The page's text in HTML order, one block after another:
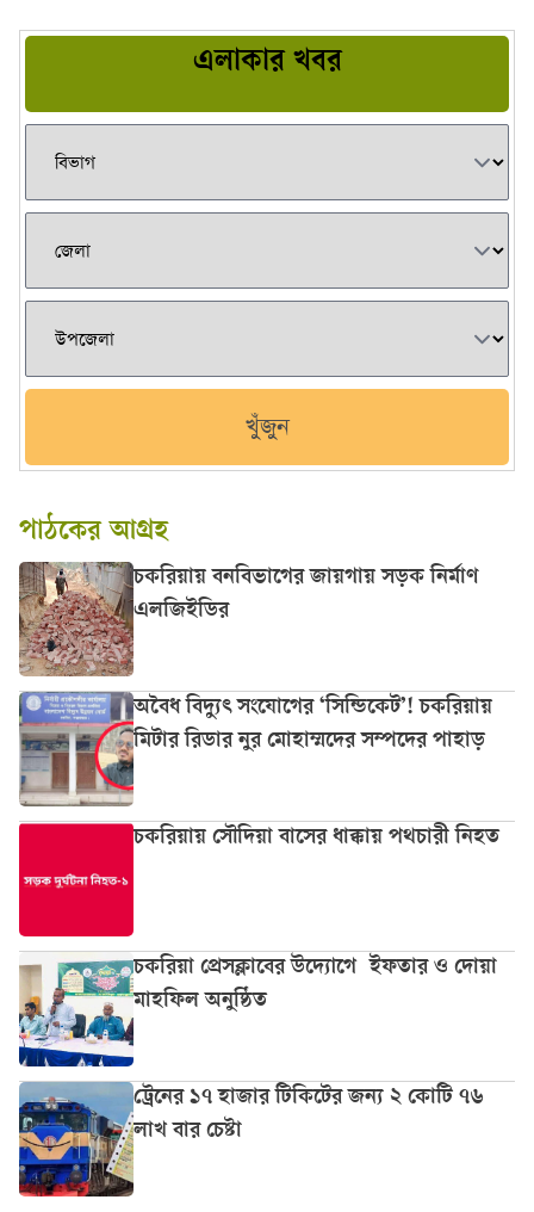
এলাকার খবর
খুঁজুন
পাঠকের আগ্রহ
চকরিয়ায় বনবিভাগের জায়গায় সড়ক নির্মাণ
এলজিইডির
অবৈধ বিদ্যুৎ সংযোগের ‘সিন্ডিকেট’! চকরিয়ায়
মিটার রিডার নুর মোহাম্মদের সম্পদের পাহাড়
চকরিয়ায় সৌদিয়া বাসের ধাক্কায় পথচারী নিহত
চকরিয়া প্রেসক্লাবের উদ্যোগে ইফতার ও দোয়া
মাহফিল অনুষ্ঠিত
ট্রেনের ১৭ হাজার টিকিটের জন্য ২ কোটি ৭৬
লাখ বার চেষ্টা